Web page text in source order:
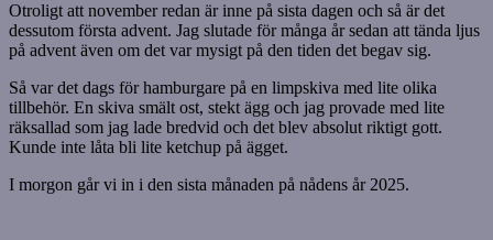
Otroligt att november redan är inne på sista dagen och så är det
dessutom första advent. Jag slutade för många år sedan att tända ljus
på advent även om det var mysigt på den tiden det begav sig.
Så var det dags för hamburgare på en limpskiva med lite olika
tillbehör. En skiva smält ost, stekt ägg och jag provade med lite
räksallad som jag lade bredvid och det blev absolut riktigt gott.
Kunde inte låta bli lite ketchup på ägget.
I morgon går vi in i den sista månaden på nådens år 2025.